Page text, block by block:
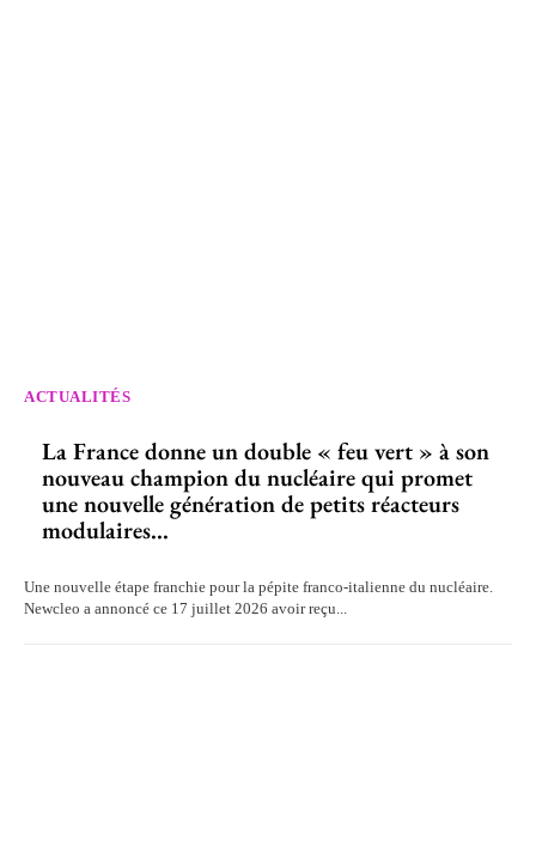
ACTUALITÉS
La France donne un double « feu vert » à son
nouveau champion du nucléaire qui promet
une nouvelle génération de petits réacteurs
modulaires...
Une nouvelle étape franchie pour la pépite franco-italienne du nucléaire.
Newcleo a annoncé ce 17 juillet 2026 avoir reçu...